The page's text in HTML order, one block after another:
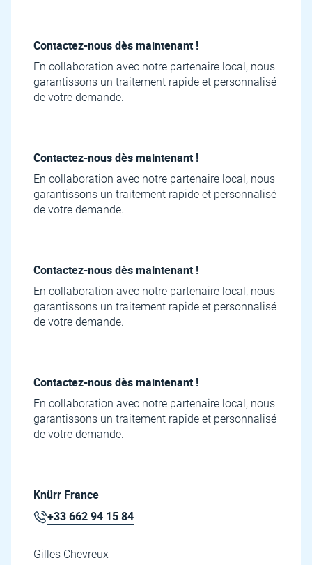
Contactez-nous dès maintenant !
En collaboration avec notre partenaire local, nous
garantissons un traitement rapide et personnalisé
de votre demande.
Contactez-nous dès maintenant !
En collaboration avec notre partenaire local, nous
garantissons un traitement rapide et personnalisé
de votre demande.
Contactez-nous dès maintenant !
En collaboration avec notre partenaire local, nous
garantissons un traitement rapide et personnalisé
de votre demande.
Contactez-nous dès maintenant !
En collaboration avec notre partenaire local, nous
garantissons un traitement rapide et personnalisé
de votre demande.
Knürr France
+33 662 94 15 84
Gilles Chevreux